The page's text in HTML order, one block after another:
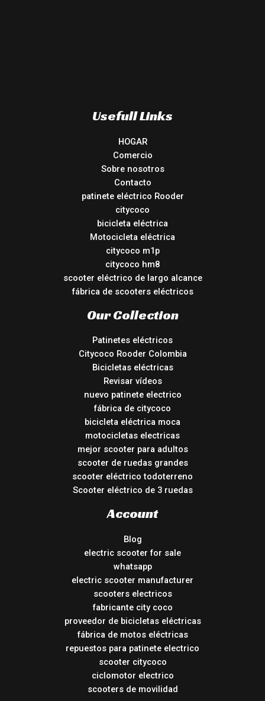
Usefull Links
HOGAR
Comercio
Sobre nosotros
Contacto
patinete eléctrico Rooder
citycoco
bicicleta eléctrica
Motocicleta eléctrica
citycoco m1p
citycoco hm8
scooter eléctrico de largo alcance
fábrica de scooters eléctricos
Our Collection
Patinetes eléctricos
Citycoco Rooder Colombia
Bicicletas eléctricas
Revisar vídeos
nuevo patinete electrico
fábrica de citycoco
bicicleta eléctrica moca
motocicletas electricas
mejor scooter para adultos
scooter de ruedas grandes
scooter eléctrico todoterreno
Scooter eléctrico de 3 ruedas
Account
Blog
electric scooter for sale
whatsapp
electric scooter manufacturer
scooters electricos
fabricante city coco
proveedor de bicicletas eléctricas
fábrica de motos eléctricas
repuestos para patinete electrico
scooter citycoco
ciclomotor electrico
scooters de movilidad